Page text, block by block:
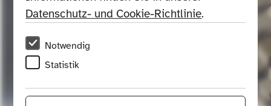
Datenschutz- und Cookie-Richtlinie.
Notwendig
Statistik